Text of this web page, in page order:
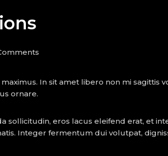
In sit amet libero non mi
ornare.
sollicitudin, eros lacus eleifend erat, et
Integer fermentum dui volutpat,